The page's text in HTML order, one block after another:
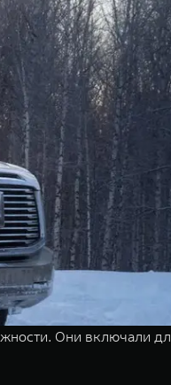
Они включали